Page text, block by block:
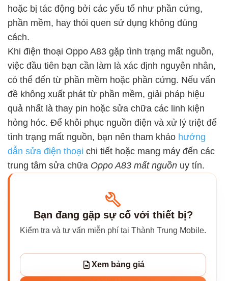
hoặc bị tác động bởi các yếu tố như phần cứng,
phần mềm, hay thói quen sử dụng không đúng
cách.
Khi điện thoại Oppo A83 gặp tình trạng mất nguồn,
việc đầu tiên bạn cần làm là xác định nguyên nhân,
có thể đến từ phần mềm hoặc phần cứng. Nếu vấn
đề không xuất phát từ phần mềm, giải pháp hiệu
quả nhất là thay pin hoặc sửa chữa các linh kiện
hỏng hóc. Để khôi phục nguồn điện và xử lý triệt để
tình trạng mất nguồn, bạn nên tham khảo hướng
dẫn sửa điện thoại chi tiết hoặc mang máy đến các
trung tâm sửa chữa Oppo A83 mất nguồn uy tín.
Bạn đang gặp sự cố với thiết bị?
Kiểm tra và tư vấn miễn phí tại Thành Trung Mobile.
Xem bảng giá